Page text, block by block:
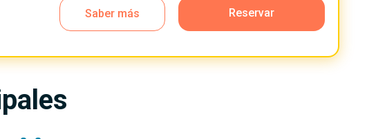
Saber más
Reservar